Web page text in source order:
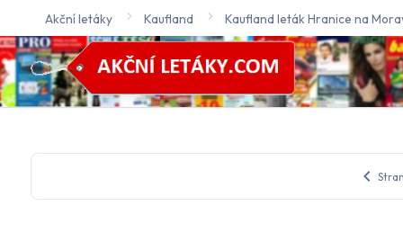
Akční letáky Kaufland Kaufland leták Hranice na
chevron_left